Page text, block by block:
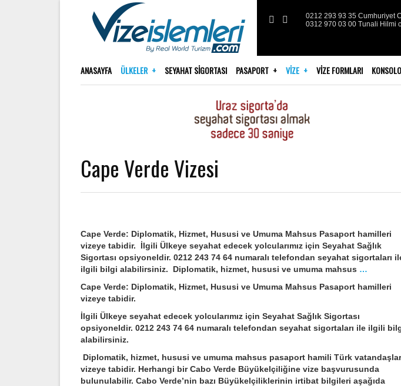
0212 293 93 35 Cumhuriyet
0312 970 03 00 Tunali Hilmi
ANASAYFA ÜLKELER SEYAHAT SIGORTASI PASAPORT VIZE VIZE FORMLARI
Cape Verde Vizesi
Cape Verde: Diplomatik, Hizmet, Hususi ve Umuma Mahsus Pasaport hamilleri
vizeye tabidir. İlgili Ülkeye seyahat edecek yolcularımız için Seyahat Sağlık
Sigortası opsiyoneldir. 0212 243 74 64 numaralı telefondan seyahat sigortaları
ilgili bilgi alabilirsiniz. Diplomatik, hizmet, hususi ve umuma mahsus …
Cape Verde: Diplomatik, Hizmet, Hususi ve Umuma Mahsus Pasaport hamilleri
vizeye tabidir.
İlgili Ülkeye seyahat edecek yolcularımız için Seyahat Sağlık Sigortası
opsiyoneldir. 0212 243 74 64 numaralı telefondan seyahat sigortaları ile ilgili
alabilirsiniz.
Diplomatik, hizmet, hususi ve umuma mahsus pasaport hamili Türk
vizeye tabidir. Herhangi bir Cabo Verde Büyükelçiliğine vize başvurusunda
bulunulabilir. Cabo Verde’nin bazı Büyükelçiliklerinin irtibat bilgileri aşağıda